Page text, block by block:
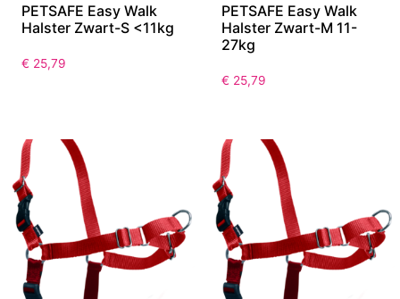
PETSAFE Easy Walk
Halster Zwart-S <11kg
€ 25,79
PETSAFE Easy Walk
Halster Zwart-M 11-
27kg
€ 25,79